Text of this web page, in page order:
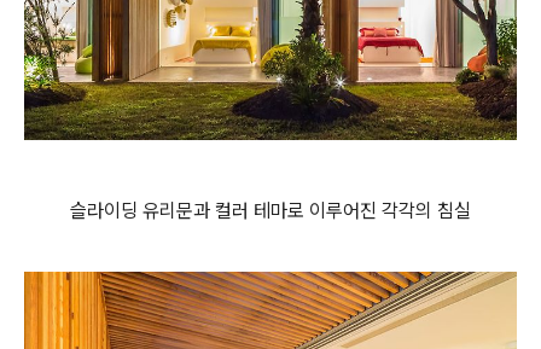
슬라이딩 유리문과 컬러 테마로 이루어진 각각의 침실